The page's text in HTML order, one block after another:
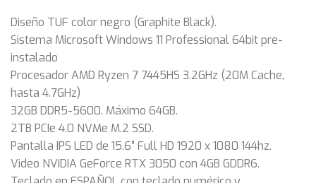
Diseño TUF color negro (Graphite Black).
Sistema Microsoft Windows 11 Professional 64bit pre-
instalado
Procesador AMD Ryzen 7 7445HS 3.2GHz (20M Cache,
hasta 4.7GHz)
32GB DDR5-5600. Máximo 64GB.
2TB PCIe 4.0 NVMe M.2 SSD.
Pantalla IPS LED de 15.6″ Full HD 1920 x 1080 144hz.
Video NVIDIA GeForce RTX 3050 con 4GB GDDR6.